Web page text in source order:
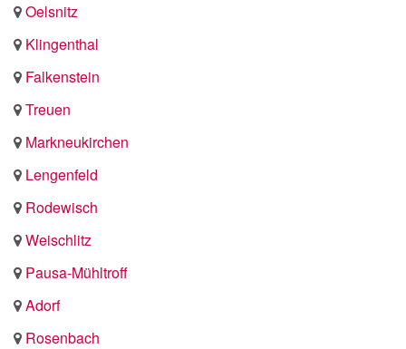
Oelsnitz
Klingenthal
Falkenstein
Treuen
Markneukirchen
Lengenfeld
Rodewisch
Weischlitz
Pausa-Mühltroff
Adorf
Rosenbach